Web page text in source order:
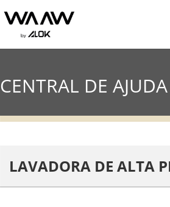
CENTRAL DE AJUDA
LAVADORA DE ALTA